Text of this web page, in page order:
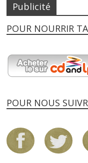
Publicité
POUR NOURRIR
POUR NOUS